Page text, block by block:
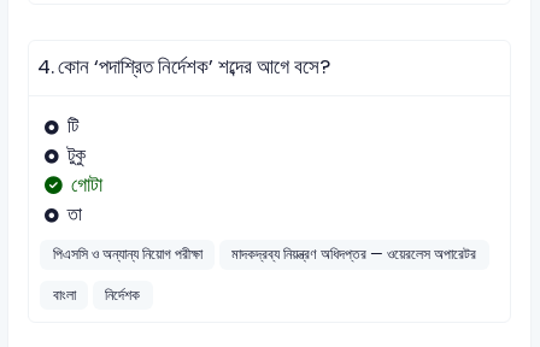
4.কোন ‘পদাশ্রিত নির্দেশক’ শব্দের আগে বসে?
টি
টুকু
গোটা
তা
পিএসসি ও অন্যান্য নিয়োগ পরীক্ষা
মাদকদ্রব্য নিয়ন্ত্রণ অধিদপ্তর — ওয়েরলেস অপারেটর
বাংলা
নির্দেশক